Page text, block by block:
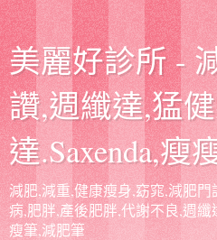
美麗好診所 -
讚,週纖達,猛
達.Saxenda,瘦
減肥,減重,健康瘦身,窈窕,減肥
病,肥胖,產後肥胖,代謝不良,週纖
瘦筆,減肥筆